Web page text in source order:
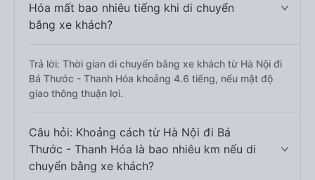
Hóa mất bao nhiêu tiếng khi di chuyển
bằng xe khách?
Trả lời: Thời gian di chuyển bằng xe khách từ Hà Nội đi
Bá Thước - Thanh Hóa khoảng 4.6 tiếng, nếu mật độ
giao thông thuận lợi.
Câu hỏi: Khoảng cách từ Hà Nội đi Bá
Thước - Thanh Hóa là bao nhiêu km nếu di
chuyển bằng xe khách?